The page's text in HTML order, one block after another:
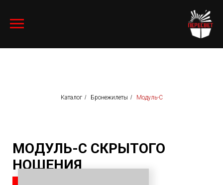
Каталог / Бронежилеты / Модуль-С